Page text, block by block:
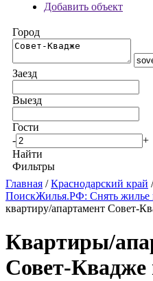
Добавить объект
Город
Заезд
Выезд
Гости
-
+
Найти
Фильтры
Главная /Краснодарский край
ПоискЖилья.РФ: Снять жилье
квартиру/апартамент Совет-
Квартиры/
Совет-Квадже